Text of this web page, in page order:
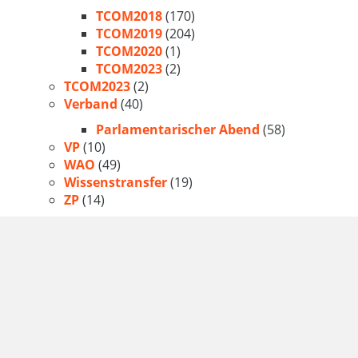
TCOM2018(170)
TCOM2019(204)
TCOM2020(1)
TCOM2023(2)
TCOM2023(2)
Verband (40)
Parlamentarischer Abend (58)
VP(10)
WAO (49)
Wissenstransfer(19)
ZP(14)